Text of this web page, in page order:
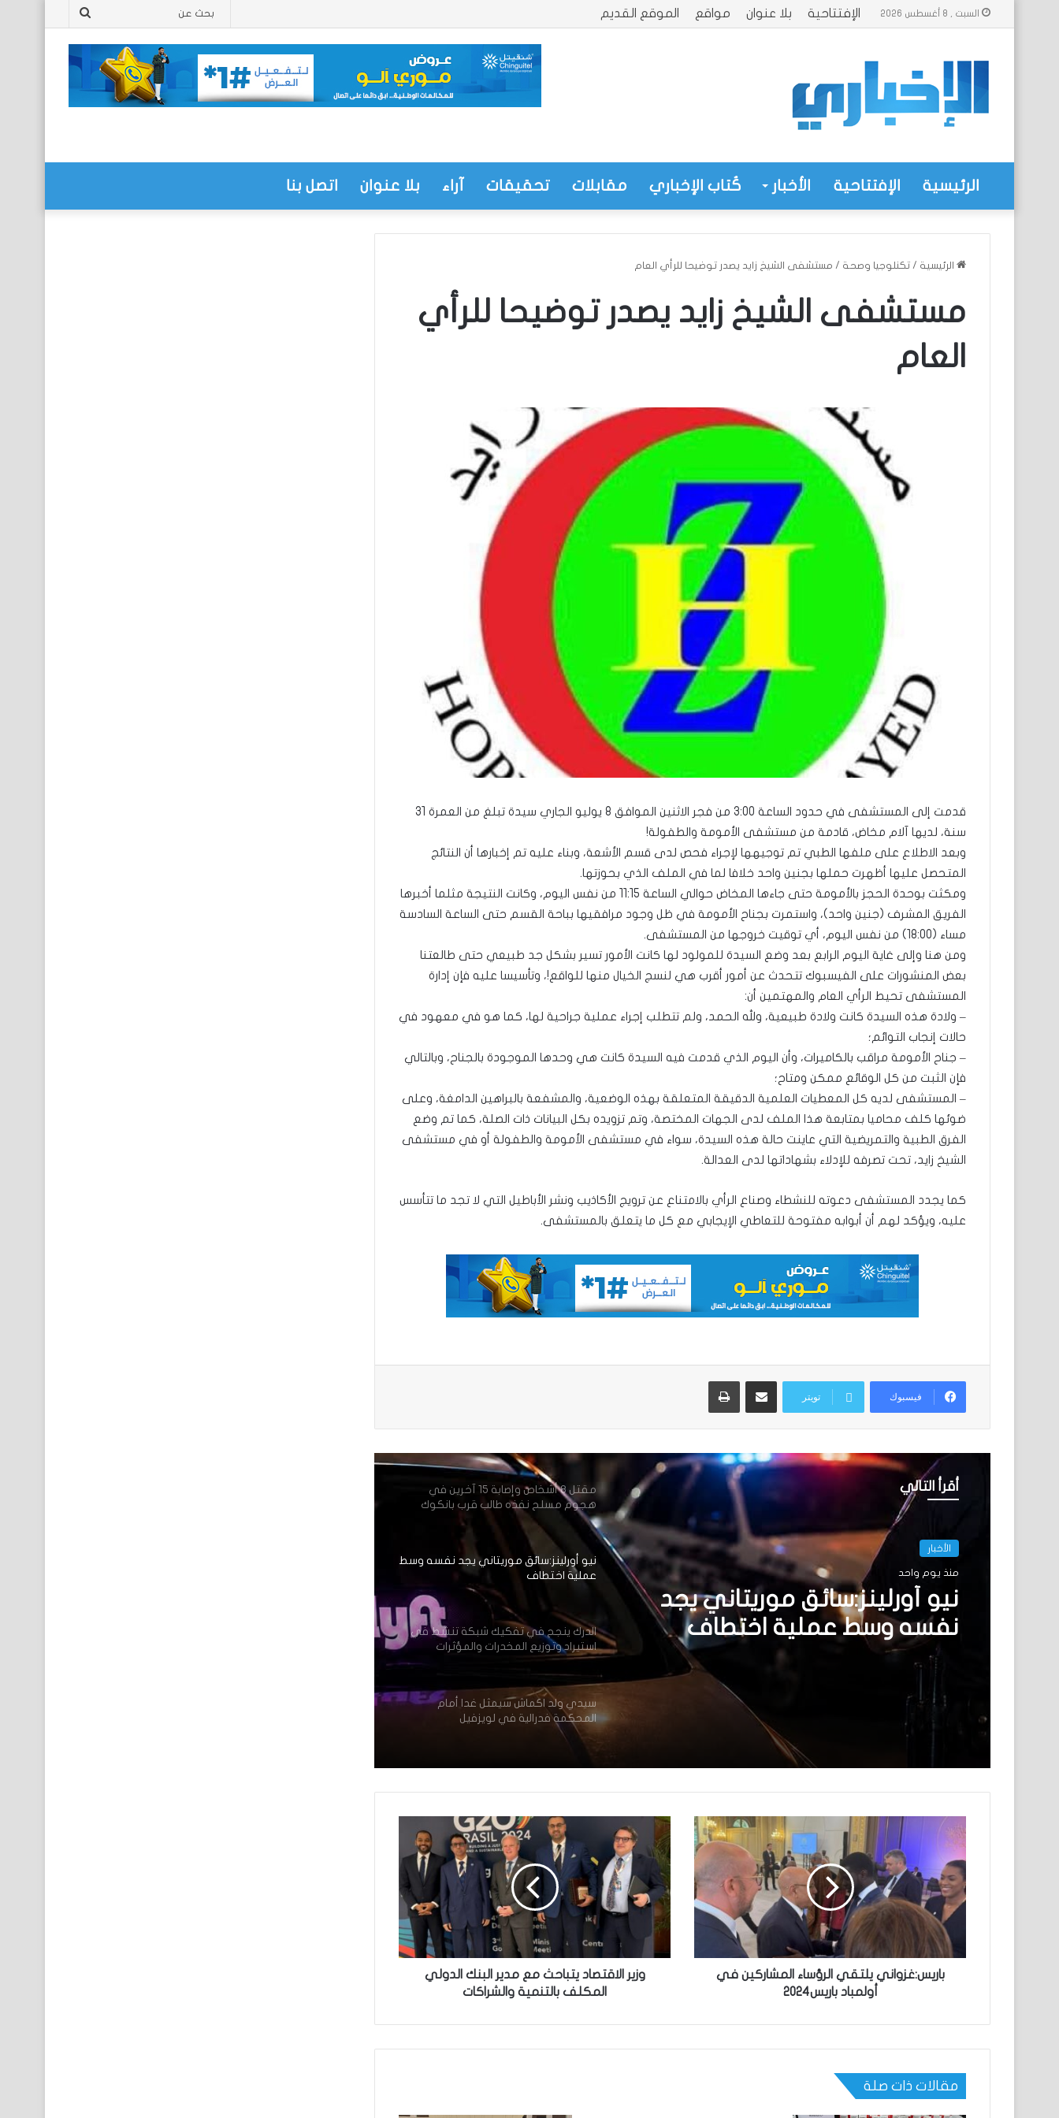
السبت , 8 أغسطس 2026 الإفتتاحية بلا عنوان مواقع الموقع القديم بحث
الرئيسية الإفتتاحية الأخبار كُتاب الإخباري مقابلات تحقيقات آراء بلا عنوان اتصل بنا
الرئيسية / تكنلوجيا وصحة / مستشفى الشيخ زايد يصدر توضيحا للرأي العام
مستشفى الشيخ زايد يصدر توضيحا للرأي
العام
قدمت إلى المستشفى في حدود الساعة 3:00 من فجر الاثنين الموافق 8 يوليو الجاري سيدة تبلغ من العمرة 31
سنة، لديها آلام مخاض، قادمة من مستشفى الأمومة والطفولة!
وبعد الاطلاع على ملفها الطبي تم توجيهها لإجراء فحص لدى قسم الأشعة، وبناء عليه تم إخبارها أن النتائج
المتحصل عليها أظهرت حملها بجنين واحد خلافا لما في الملف الذي بحوزتها.
ومكثت بوحدة الحجز بالأمومة حتى جاءها المخاض حوالي الساعة 11:15 من نفس اليوم، وكانت النتيجة مثلما أخبرها
الفريق المشرف (جنين واحد)، واستمرت بجناح الأمومة في ظل وجود مرافقيها بباحة القسم حتى الساعة السادسة
مساء (18:00) من نفس اليوم، أي توقيت خروجها من المستشفى.
ومن هنا وإلى غاية اليوم الرابع بعد وضع السيدة للمولود لها كانت الأمور تسير بشكل جد طبيعي حتى طالعتنا
بعض المنشورات على الفيسبوك تتحدث عن أمور أقرب هي لنسج الخيال منها للواقع!، وتأسيسا عليه فإن إدارة
المستشفى تحيط الرأي العام والمهتمين أن:
– ولادة هذه السيدة كانت ولادة طبيعية، ولله الحمد، ولم تتطلب إجراء عملية جراحية لها، كما هو في معهود في
حالات إنجاب التوائم؛
– جناح الأمومة مراقب بالكاميرات، وأن اليوم الذي قدمت فيه السيدة كانت هي وحدها الموجودة بالجناح، وبالتالي
فإن الثبت من كل الوقائع ممكن ومتاح؛
– المستشفى لديه كل المعطيات العلمية الدقيقة المتعلقة بهذه الوضعية، والمشفعة بالبراهين الدامغة، وعلى
ضوئها كلف محاميا بمتابعة هذا الملف لدى الجهات المختصة، وتم تزويده بكل البيانات ذات الصلة، كما تم وضع
الفرق الطبية والتمريضية التي عاينت حالة هذه السيدة، سواء في مستشفى الأمومة والطفولة أو في مستشفى
الشيخ زايد، تحت تصرفه للإدلاء بشهاداتها لدى العدالة.
كما يجدد المستشفى دعوته للنشطاء وصناع الرأي بالامتناع عن ترويج الأكاذيب ونشر الأباطيل التي لا تجد ما تتأسس
عليه، ويؤكد لهم أن أبوابه مفتوحة للتعاطي الإيجابي مع كل ما يتعلق بالمستشفى.
فيسبوك تويتر
مشاركة عبر البريد طباعة
أقرأ التالي
الأخبار
منذ يوم واحد
نيو أورلينز:سائق موريتاني يجد
نفسه وسط عملية اختطاف
نواكشوط:الدرك ينجح في تفكيك شبكة
تنشط في بيع مخدر “كوش”
الدرك يفكك شبكة تنشط في تزوير الوثائق
العقارية
رزصو:الدرك يحبط محاولة تهريب كمية
معتبرة من اقراص الهلوسة
بالأسلحة غير المرخصة والمخدرات.. واعتقال
مقتل 8 أشخاص وإصابة 15 آخرين في
هجوم مسلح نفذه طالب قرب بانكوك
نيو أورلينز:سائق موريتاني يجد نفسه وسط
عملية اختطاف
الدرك ينجح في تفكيك شبكة تنشط في
استيراد وتوزيع المخدرات والمؤثرات
العقلية.
سيدي ولد اكماش سيمثل غدا أمام
المحكمة فدرالية في لويزفيل
5كيلوغرام من مخدر القنب الهندي
نواكشوط:الدرك ينجح في تفكيك شبكة
تنشط في بيع مخدر “كوش”
الدرك يفكك شبكة تنشط في تزوير الوثائق
رزصو:الدرك يحبط محاولة تهريب كمية
معتبرة من اقراص الهلوسة
باريس:غزواني يلتقي الرؤساء المشاركين في
أولمباد باريس2024
وزير الاقتصاد يتباحث مع مدير البنك الدولي
المكلف بالتنمية والشراكات
مقالات ذات صلة